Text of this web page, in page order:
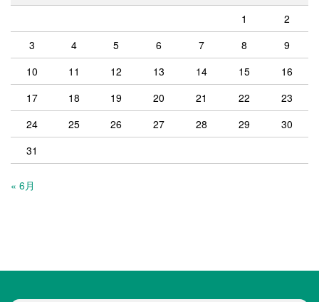
1
2
3
4 5 6 7 8
9
10
11 12 13 14 15
16
17
18 19 20 21 22
23
24
25 26 27 28 29
30
31
« 6月